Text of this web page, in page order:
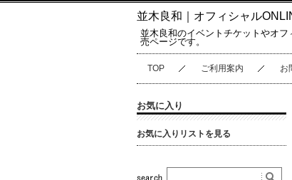
並木良和｜オフィシャル
並木良和のイベントチケットやオフ
売ページです。
TOP ご利用案内 お
お気に入り
お気に入りリストを見る